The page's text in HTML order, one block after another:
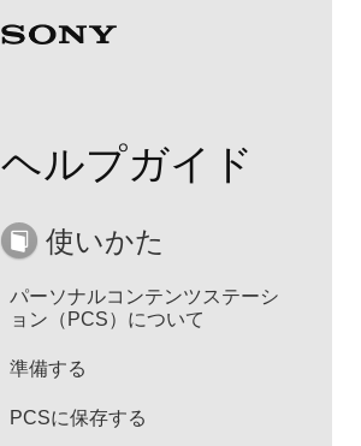
ヘルプガイド
使いかた
パーソナルコンテンツステーシ
ョン（PCS）について
準備する
PCSに保存する